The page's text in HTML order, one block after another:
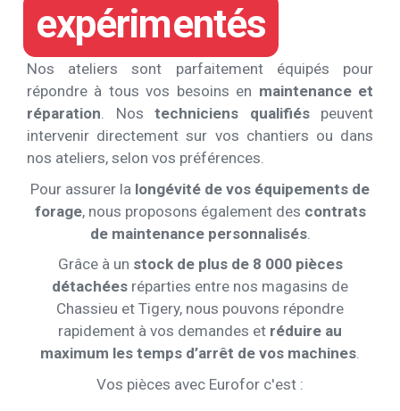
expérimentés
Nos ateliers sont parfaitement équipés pour
répondre à tous vos besoins en maintenance et
réparation. Nos techniciens qualifiéspeuvent
intervenir directement sur vos chantiers ou dans
nos ateliers, selon vos préférences.
Pour assurer la longévité de vos équipements de
forage, nous proposons également des contrats
de maintenance personnalisés.
Grâce à un stock de plus de 8 000 pièces
détachées réparties entre nos magasins de
Chassieu et Tigery, nous pouvons répondre
rapidement à vos demandes et réduire au
maximum les temps d’arrêt de vos machines.
Vos pièces avec Eurofor c'est :